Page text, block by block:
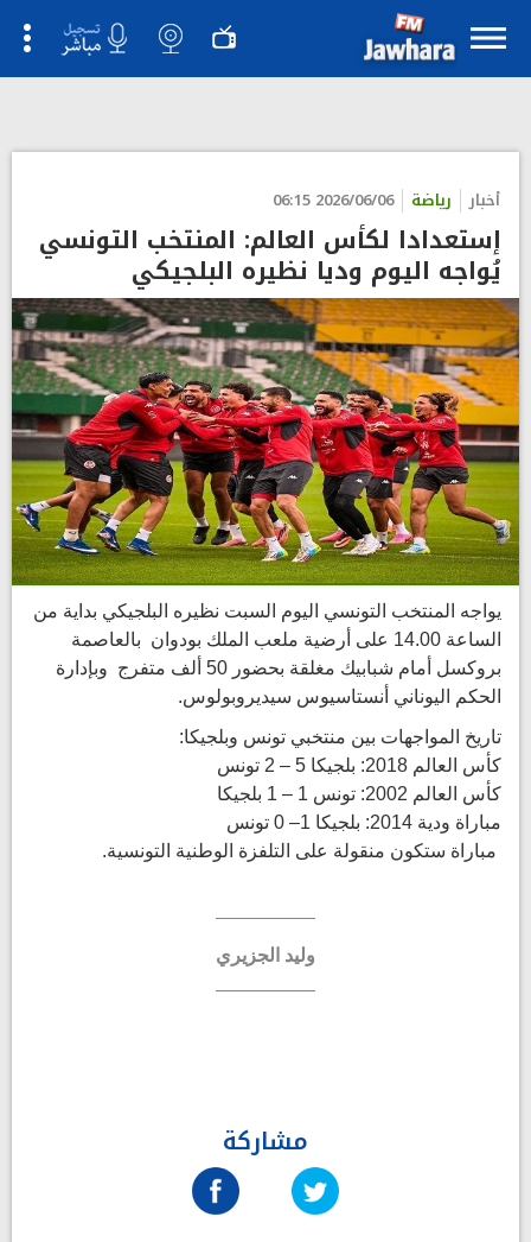
أخبار رياضة 2026/06/06 06:15
إستعدادا لكأس العالم: المنتخب التونسي
يُواجه اليوم وديا نظيره البلجيكي
يواجه المنتخب التونسي اليوم السبت نظيره البلجيكي بداية من
الساعة 14.00 على أرضية ملعب الملك بودوان بالعاصمة
بروكسل أمام شبابيك مغلقة بحضور 50 ألف متفرج وبإدارة
الحكم اليوناني أنستاسيوس سيديروبولوس.
تاريخ المواجهات بين منتخبي تونس وبلجيكا:
كأس العالم 2018: بلجيكا 5 – 2 تونس
كأس العالم 2002: تونس 1 – 1 بلجيكا
مباراة ودية 2014: بلجيكا 1– 0 تونس
مباراة ستكون منقولة على التلفزة الوطنية التونسية.
وليد الجزيري
مشاركة